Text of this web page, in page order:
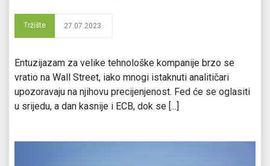
Tržište 27.07.2023.
Entuzijazam za velike tehnološke kompanije brzo se
vratio na Wall Street, iako mnogi istaknuti analitičari
upozoravaju na njihovu precijenjenost. Fed će se oglasiti
u srijedu, a dan kasnije i ECB, dok se [...]